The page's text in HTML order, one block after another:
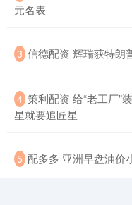
元名表
3 信德配资 辉瑞获特朗
4 策利配资 给“老工厂”
星就要追匠星
5 配多多 亚洲早盘油价